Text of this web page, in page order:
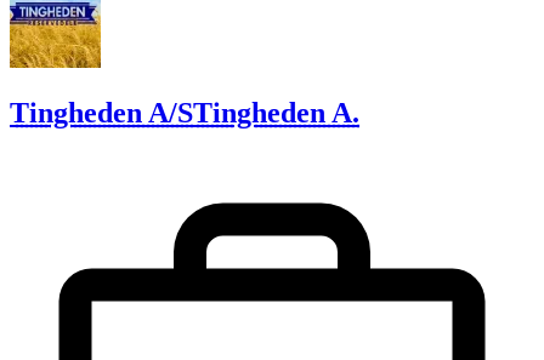
Tingheden A/STingheden A.